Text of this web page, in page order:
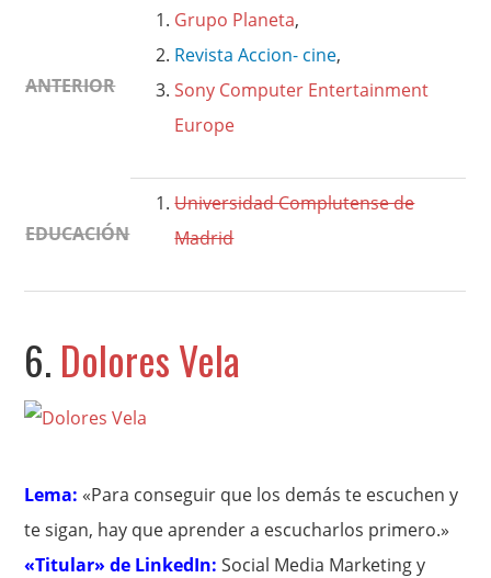
ANTERIOR
Grupo Planeta,
Revista Accion- cine,
Sony Computer Entertainment
Europe
EDUCACIÓN
Universidad Complutense de
Madrid
6. Dolores Vela
Lema: «Para conseguir que los demás te escuchen y
te sigan, hay que aprender a escucharlos primero.»
«Titular» de LinkedIn:Social Media Marketing y